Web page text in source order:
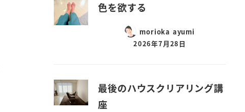
色を欲する
morioka ayumi
2026年7月28日
最後のハウスクリアリング講
座